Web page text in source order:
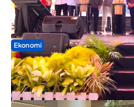
Ekonomi
Seminar di Ternate,
Kopdes Merah Putih